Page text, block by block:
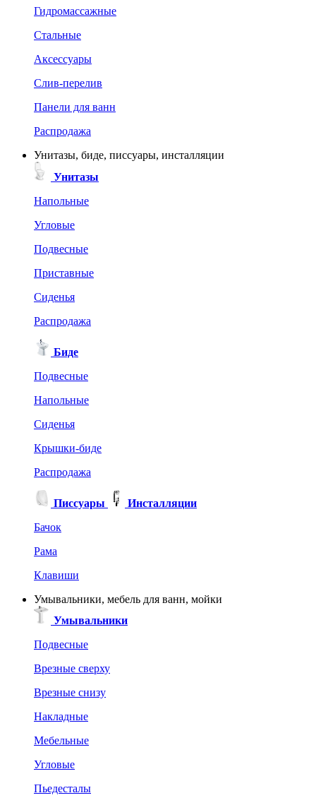
Гидромассажные
Стальные
Аксессуары
Слив-перелив
Панели для ванн
Распродажа
Унитазы, биде, писсуары, инсталляции
Унитазы
Напольные
Угловые
Подвесные
Приставные
Сиденья
Распродажа
Биде
Подвесные
Напольные
Сиденья
Крышки-биде
Распродажа
Писсуары
Инсталляции
Бачок
Рама
Клавиши
Умывальники, мебель для ванн, мойки
Умывальники
Подвесные
Врезные сверху
Врезные снизу
Накладные
Мебельные
Угловые
Пьедесталы